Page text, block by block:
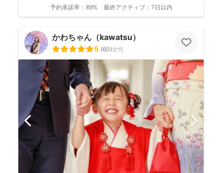
予約承諾率： 89% 最終アクティブ： 7日以内
かわちゃん（kawatsu）
5 (60)女性